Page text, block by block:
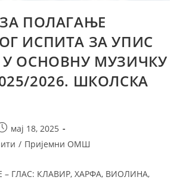
ПОЛАГАЊЕ
ИСПИТА ЗА УПИС
ОСНОВНУ МУЗИЧКУ
2026. ШКОЛСКА
мај 18, 2025
/ Пријемни ОМШ
– ГЛАС: КЛАВИР, ХАРФА, ВИОЛИНА,